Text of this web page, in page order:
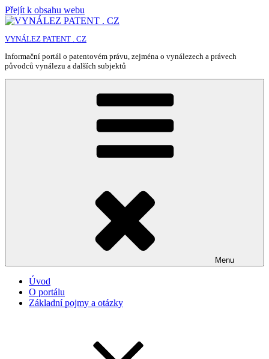
Přejít k obsahu webu
VYNÁLEZ PATENT . CZ
Informační portál o patentovém právu, zejména o vynálezech a právech
původců vynálezu a dalších subjektů
Menu
Úvod
O portálu
Základní pojmy a otázky